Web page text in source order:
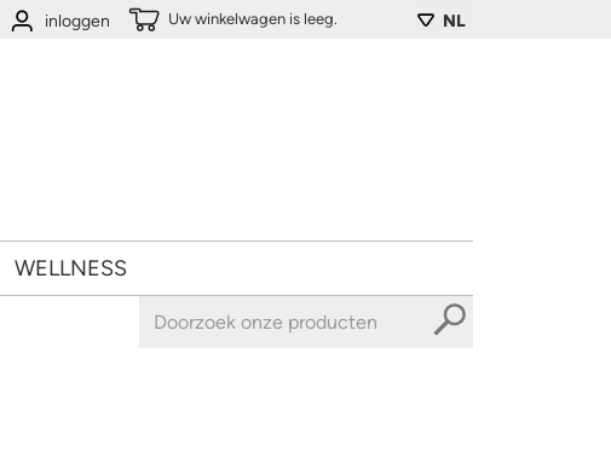
NL
Uw winkelwagen is leeg.
inloggen
WELLNESS